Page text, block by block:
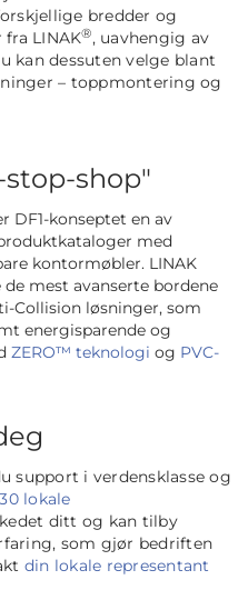
bredder og
LINAK®, uavhengig av
kan dessuten velge blant
– toppmontering og
stop-shop"
DF1-konseptet en av
med
kontormøbler. LINAK
mest avanserte bordene
Collision løsninger, som
energisparende og
ZERO™ teknologi og PVC-
support i verdensklasse og
30 lokale
ditt og kan tilby
som gjør bedriften
din lokale representant